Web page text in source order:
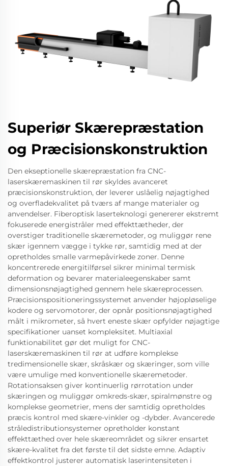
Superiør Skærepræstation
og Præcisionskonstruktion
Den ekseptionelle skærepræstation fra CNC-
laserskæremaskinen til rør skyldes avanceret
præcisionskonstruktion, der leverer uslåelig nøjagtighed
og overfladekvalitet på tværs af mange materialer og
anvendelser. Fiberoptisk laserteknologi genererer ekstremt
fokuserede energistråler med effekttætheder, der
overstiger traditionelle skæremetoder, og muliggør rene
skær igennem vægge i tykke rør, samtidig med at der
opretholdes smalle varmepåvirkede zoner. Denne
koncentrerede energitilførsel sikrer minimal termisk
deformation og bevarer materialeegenskaber samt
dimensionsnøjagtighed gennem hele skæreprocessen.
Præcisionspositioneringssystemet anvender højopløselige
kodere og servomotorer, der opnår positionsnøjagtighed
målt i mikrometer, så hvert eneste skær opfylder nøjagtige
specifikationer uanset kompleksitet. Multiaxial
funktionabilitet gør det muligt for CNC-
laserskæremaskinen til rør at udføre komplekse
tredimensionelle skær, skråskær og skæringer, som ville
være umulige med konventionelle skæremetoder.
Rotationsaksen giver kontinuerlig rørrotation under
skæringen og muliggør omkreds-skær, spiralmønstre og
komplekse geometrier, mens der samtidig opretholdes
præcis kontrol med skære-vinkler og -dybder. Avancerede
stråledistributionsystemer opretholder konstant
effekttæthed over hele skæreområdet og sikrer ensartet
skære-kvalitet fra det første til det sidste emne. Adaptiv
effektkontrol justerer automatisk laserintensiteten i